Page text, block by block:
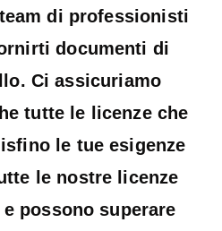
di professionisti
documenti di
Ci assicuriamo
tutte le licenze che
le tue esigenze
le nostre licenze
possono superare